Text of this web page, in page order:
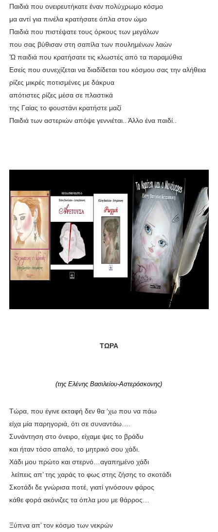
Παιδιά που ονειρευτήκατε έναν πολύχρωμο κόσμο
μα αντί για πινέλα κρατήσατε όπλα στον ώμο
Παιδιά που πιστέψατε τους όρκους των μεγάλων
που σας βύθισαν στη σαπίλα των πουλημένων λαών
Ὤ παιδιά που κρατήσατε τις κλωστές από τα παραμύθια
Εσείς που συνεχίζεται να διαδίδεται του κόσμου σας την αλήθεια
ρίζες μικρές ποτισμένες με δάκρυα
απότιστες ρίζες μέσα σε πλαστικά
της Γαίας το φουστάνι κρατήστε μαζί
Παιδιά των αστεριών απόψε γεννιέται.. Άλλο ένα παιδί..
ΤΩΡΑ
(της Ελένης Βασιλείου-Αστερόσκονης)
Τώρα, που έγινε εκταφή δεν θα ‘χω που να πάω
είχα μία παρηγοριά, ότι σε συναντάω….
Συνάντηση στο όνειρο, είχαμε ψες το βράδυ
και ήταν τόσο απαλό, το μητρικό σου χάδι.
Χάδι μου πρώτο και στερνό…αγαπημένο χάδι
λείπεις απ’ της χαράς το φως στης ζήσης το σκοτάδι
Σκοτάδι δε γνώρισα ποτέ, γιατί γινόσουν φάρος
κάθε φορά ακόνιζες τα όπλα μου με θάρρος…
Ξύπνα απ’ τον κόσμο των νεκρών